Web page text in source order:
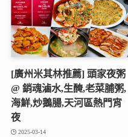
[廣州米其林推薦] 頭家夜粥
@ 銷魂滷水,生醃,老菜脯粥,
海鮮,炒鵝腸,天河區熱門宵
夜
2025-03-14